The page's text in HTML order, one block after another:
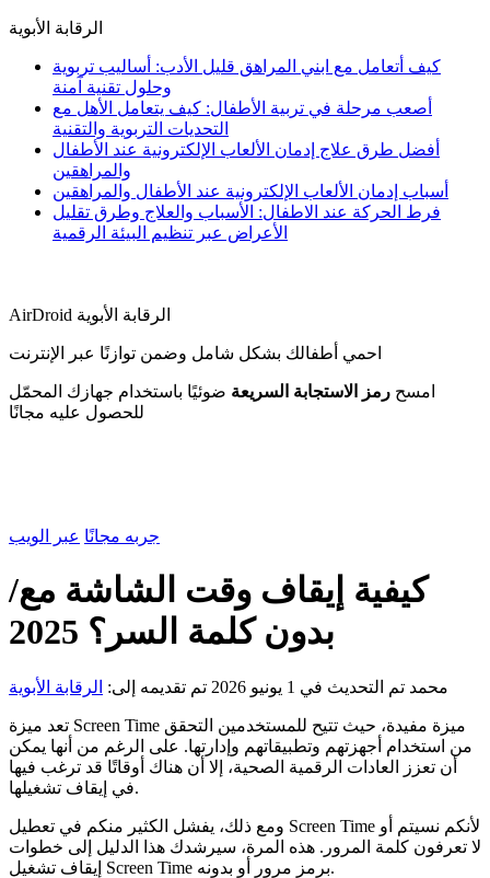
الرقابة الأبوية
كيف أتعامل مع ابني المراهق قليل الأدب: أساليب تربوية
وحلول تقنية آمنة
أصعب مرحلة في تربية الأطفال: كيف يتعامل الأهل مع
التحديات التربوية والتقنية
أفضل طرق علاج إدمان الألعاب الإلكترونية عند الأطفال
والمراهقين
أسباب إدمان الألعاب الإلكترونية عند الأطفال والمراهقين
فرط الحركة عند الاطفال: الأسباب والعلاج وطرق تقليل
الأعراض عبر تنظيم البيئة الرقمية
AirDroid الرقابة الأبوية
احمي أطفالك بشكل شامل وضمن توازنًا عبر الإنترنت
امسح رمز الاستجابة السريعة ضوئيًا باستخدام جهازك المحمّل
للحصول عليه مجانًا
جربه مجانًا عبر الويب
كيفية إيقاف وقت الشاشة مع/
بدون كلمة السر؟ 2025
محمد تم التحديث في 1 يونيو 2026 تم تقديمه إلى: الرقابة الأبوية
تعد ميزة Screen Time ميزة مفيدة، حيث تتيح للمستخدمين التحقق
من استخدام أجهزتهم وتطبيقاتهم وإدارتها. على الرغم من أنها يمكن
أن تعزز العادات الرقمية الصحية، إلا أن هناك أوقاتًا قد ترغب فيها
في إيقاف تشغيلها.
ومع ذلك، يفشل الكثير منكم في تعطيل Screen Time لأنكم نسيتم أو
لا تعرفون كلمة المرور. هذه المرة، سيرشدك هذا الدليل إلى خطوات
إيقاف تشغيل Screen Time برمز مرور أو بدونه.